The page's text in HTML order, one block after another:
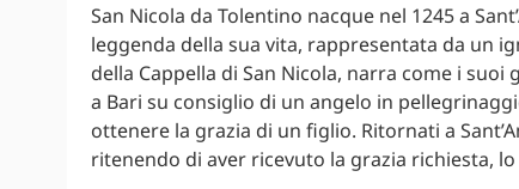
San Nicola da Tolentino nacque nel 1245 a
leggenda della sua vita, rappresentata da un
della Cappella di San Nicola, narra come i
a Bari su consiglio di un angelo in
ottenere la grazia di un figlio. Ritornati a
ritenendo di aver ricevuto la grazia richiesta,